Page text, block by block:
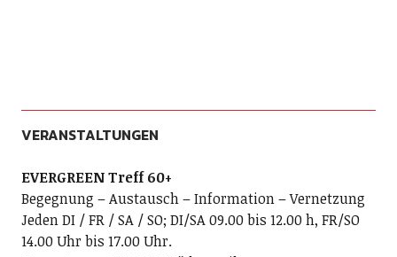
VERANSTALTUNGEN
EVERGREEN Treff 60+
Begegnung – Austausch – Information – Vernetzung
Jeden DI / FR / SA / SO; DI/SA 09.00 bis 12.00 h, FR/SO
14.00 Uhr bis 17.00 Uhr.